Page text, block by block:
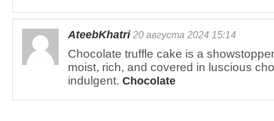
AteebKhatri20 августа 2024 15:14
Chocolate truffle cake is a
moist, rich, and covered in luscious
indulgent. Chocolate